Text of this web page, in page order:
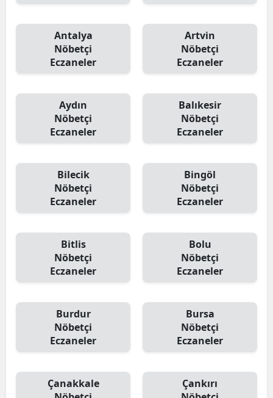
Antalya
Nöbetçi
Eczaneler
Artvin
Nöbetçi
Eczaneler
Aydın
Nöbetçi
Eczaneler
Balıkesir
Nöbetçi
Eczaneler
Bilecik
Nöbetçi
Eczaneler
Bingöl
Nöbetçi
Eczaneler
Bitlis
Nöbetçi
Eczaneler
Bolu
Nöbetçi
Eczaneler
Burdur
Nöbetçi
Eczaneler
Bursa
Nöbetçi
Eczaneler
Çanakkale
Çankırı